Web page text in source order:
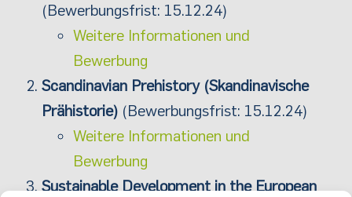
(Bewerbungsfrist: 15.12.24)
Weitere Informationen und
Bewerbung
Scandinavian Prehistory (Skandinavische
Prähistorie) (Bewerbungsfrist: 15.12.24)
Weitere Informationen und
Bewerbung
Sustainable Development in the European